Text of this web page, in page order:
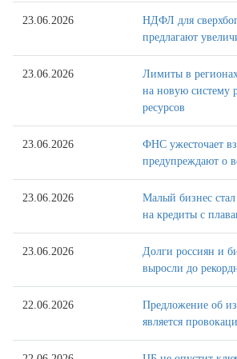
23.06.2026
НДФЛ для
предлагают
23.06.2026
Лимиты в
на новую систему
ресурсов
23.06.2026
ФНС ужесточает
предупреждают о
23.06.2026
Малый бизнес стал
на кредиты с
23.06.2026
Долги россиян и
выросли до
22.06.2026
Предложение об
является